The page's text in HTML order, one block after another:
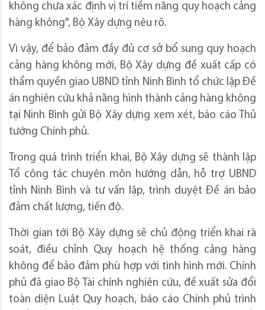
không chưa xác định vị trí tiềm năng quy hoạch cảng
hàng không", Bộ Xây dựng nêu rõ.
Vì vậy, để bảo đảm đầy đủ cơ sở bổ sung quy hoạch
cảng hàng không mới, Bộ Xây dựng đề xuất cấp có
thẩm quyền giao UBND tỉnh Ninh Bình tổ chức lập Đề
án nghiên cứu khả năng hình thành cảng hàng không
tại Ninh Bình gửi Bộ Xây dựng xem xét, báo cáo Thủ
tướng Chính phủ.
Trong quá trình triển khai, Bộ Xây dựng sẽ thành lập
Tổ công tác chuyên môn hướng dẫn, hỗ trợ UBND
tỉnh Ninh Bình và tư vấn lập, trình duyệt Đề án bảo
đảm chất lượng, tiến độ.
Thời gian tới Bộ Xây dựng sẽ chủ động triển khai rà
soát, điều chỉnh Quy hoạch hệ thống cảng hàng
không để bảo đảm phù hợp với tình hình mới. Chính
phủ đã giao Bộ Tài chính nghiên cứu, đề xuất sửa đổi
toàn diện Luật Quy hoạch, báo cáo Chính phủ trình